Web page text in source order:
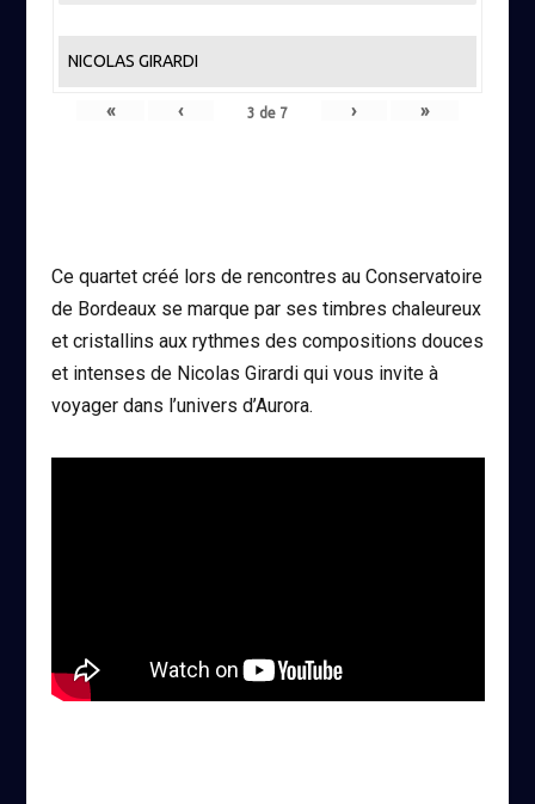
NICOLAS GIRARDI
« ‹ 3 de 7 › »
Ce quartet créé lors de rencontres au Conservatoire
de Bordeaux se marque par ses timbres chaleureux
et cristallins aux rythmes des compositions douces
et intenses de Nicolas Girardi qui vous invite à
voyager dans l’univers d’Aurora.